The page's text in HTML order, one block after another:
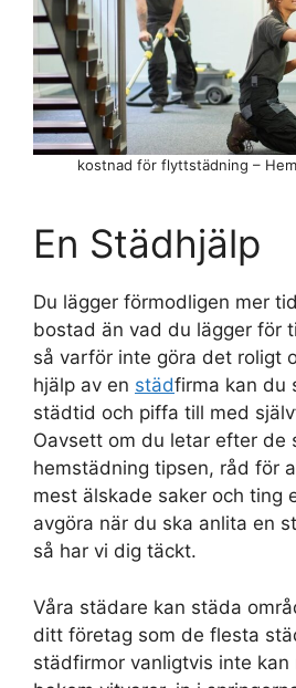
En Städhjälp
Du lägger förmodligen mer
bostad än vad du lägger för
så varför inte göra det roligt
hjälp av en städfirma kan du
städtid och piffa till med
Oavsett om du letar efter de
hemstädning tipsen, råd för
mest älskade saker och ting
avgöra när du ska anlita en
så har vi dig täckt.
Våra städare kan städa
ditt företag som de flesta
städfirmor vanligtvis inte kan
kostnad för flyttstädning –